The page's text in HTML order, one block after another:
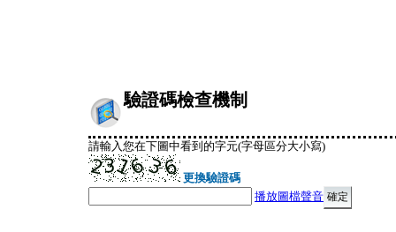
驗證碼檢查機制
請輸入您在下圖中看到的字元(字母區分大小寫)
更換驗證碼
播放圖檔聲音